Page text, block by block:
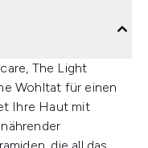
The Light
Wohltat für einen
Ihre Haut mit